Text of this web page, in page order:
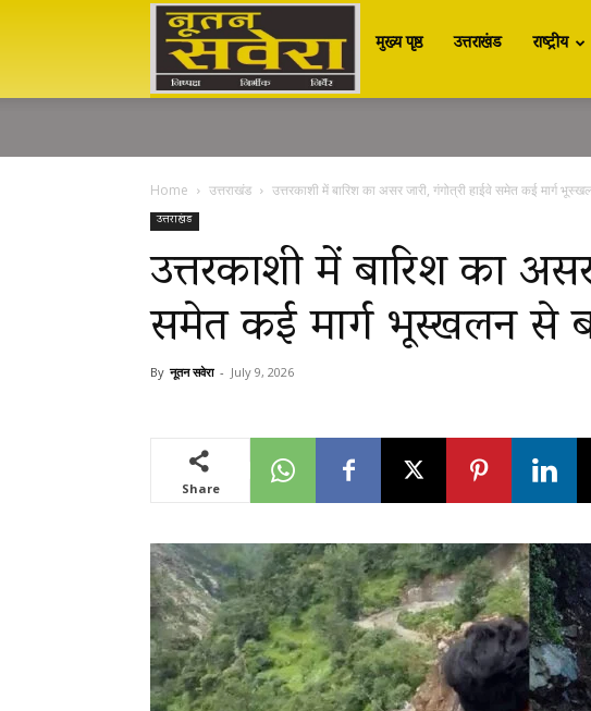
Nutan
सवेरा
Breaking
News
LIVE
मुख्य पृष्ठ उत्तराखंड राष्ट्रीय
Home उत्तराखंड उत्तरकाशी में बारिश का असर जारी, गंगोत्री हाईवे समेत कई मार्ग
उत्तराखंड
उत्तरकाशी में बारिश का
समेत कई मार्ग भूस्खलन से
By नूतन सवेरा - July 9, 2026
Share